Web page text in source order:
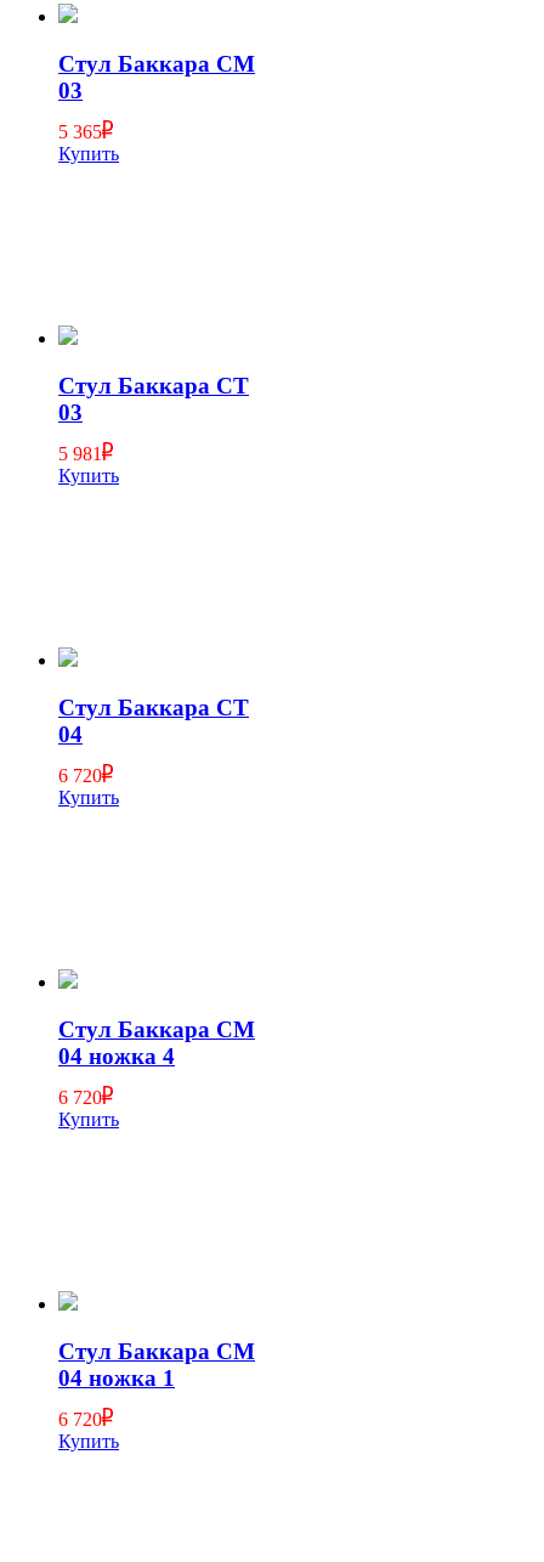
Стул Баккара СМ
03
5 365
Купить
Стул Баккара СТ
03
5 981
Купить
Стул Баккара СТ
04
6 720
Купить
Стул Баккара СМ
04 ножка 4
6 720
Купить
Стул Баккара СМ
04 ножка 1
6 720
Купить